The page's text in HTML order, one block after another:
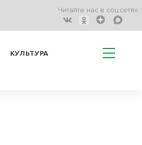
Читайте нас в соц.сетях:
КУЛЬТУРА